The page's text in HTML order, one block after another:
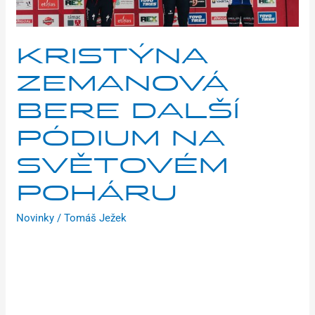
KRISTÝNA
ZEMANOVÁ
BERE DALŠÍ
PÓDIUM NA
SVĚTOVÉM
POHÁRU
Novinky /Tomáš Ježek
světovém
poháru